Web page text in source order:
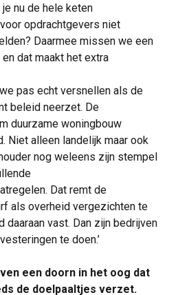
nu de hele keten
opdrachtgevers niet
Daarmee missen we een
dat maakt het extra
pas echt versnellen als de
beleid neerzet. De
duurzame woningbouw
Niet alleen landelijk maar ook
nog weleens zijn stempel
Dat remt de
als overheid vergezichten te
daaraan vast. Dan zijn bedrijven
te doen.’
een doorn in het oog dat
de doelpaaltjes verzet.